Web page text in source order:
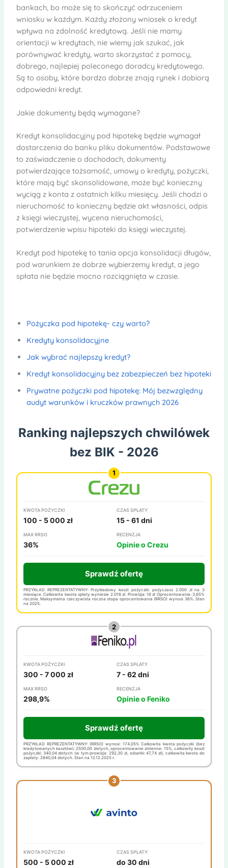
bankach, bo może się to skończyć odrzuceniem
wniosku w każdym. Każdy złożony wniosek o kredyt
wpływa na zdolność kredytową. Jeśli nie mamy
orientacji w kredytach, nie wiemy jak szukać, jak
porównywać kredyty, warto skorzystać z pomocy,
dobrego, najlepiej poleconego doradcy kredytowego.
Są to osoby, które bardzo dobrze znają rynek i dobiorą
odpowiedni kredyt.
Jakie dokumenty będą wymagane?
Kredyt konsolidacyjny pod hipotekę będzie wymagał
dostarczenia do banku pliku dokumentów. Podstawowe
to zaświadczenie o dochodach, dokumenty
potwierdzające tożsamość, umowy o kredyty, pożyczki,
które mają być skonsolidowane, może być konieczny
wyciąg z konta z ostatnich kilku miesięcy. Jeśli chodzi o
nieruchomość to konieczny będzie akt własności, odpis
z księgi wieczystej, wycena nieruchomości,
potwierdzenie wpisu hipoteki do księgi wieczystej.
Kredyt pod hipotekę to tania opcja konsolidacji długów,
pod warunkiem że dobrze wybierzemy kredyt, a jego
spłata nie będzie mocno rozciągnięta w czasie.
Pożyczka pod hipotekę- czy warto?
Kredyty konsolidacyjne
Jak wybrać najlepszy kredyt?
Kredyt konsolidacyjny bez zabezpieczeń bez hipoteki
Prywatne pożyczki pod hipotekę: Mój bezwzględny
audyt warunków i kruczków prawnych 2026
Ranking najlepszych chwilówek
bez BIK - 2026
KWOTA POŻYCZKI
100 - 5 000 zł
CZAS SPŁATY
15 - 61 dni
MAX RRSO
36%
RECENZJA
Opinie o Crezu
Sprawdź ofertę
PRZYKŁAD REPREZENTATYWNY: Przykładowy koszt pożyczki: pożyczasz 2.000 zł na 3
miesiące. Całkowita kwota spłaty wyniesie 2.018 zł. Prowizja: 18 zł Oprocentowanie: 3,65%
rocznie. Maksymalna rzeczywista roczna stopa oprocentowania (RRSO) wynosi 36%. Stan
na 2025.
KWOTA POŻYCZKI
300 - 7 000 zł
CZAS SPŁATY
7 - 62 dni
MAX RRSO
298,9%
RECENZJA
Opinie o Feniko
Sprawdź ofertę
PRZYKŁAD REPREZENTATYWNY: (RRSO) wynosi: 174,05% Całkowita kwota pożyczki (bez
kredytowanych kosztów): 2500,00 złotych, oprocentowanie zmienne: 15%, całkowity koszt
pożyczki: 340,04 złotych (w tym prowizja: 292,30 zł, odsetki: 47,74 zł), całkowita kwota do
zapłaty: 2840,04 złotych. Stan na 12.12.2025 r.
KWOTA POŻYCZKI
500 - 5 000 zł
CZAS SPŁATY
do 30 dni